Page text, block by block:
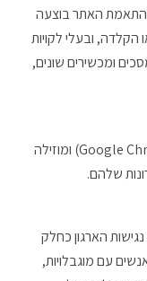
התאמת האתר בוצעה
ובעלי לקויות
ומכשירים שונים,
דפדפנים מומלצים לגלישה הינם כרום (Google Chrome) ומוזילה
הארגון כחלק
עם מוגבלויות,